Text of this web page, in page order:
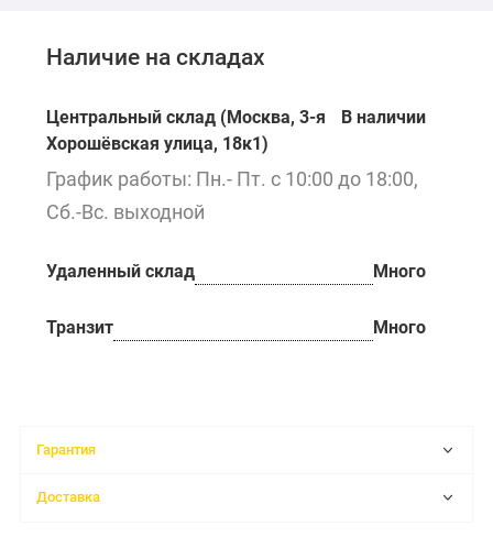
Наличие на складах
Центральный склад (Москва, 3-я
Хорошёвская улица, 18к1)
В наличии
График работы: Пн.- Пт. с 10:00 до 18:00,
Сб.-Вс. выходной
Удаленный склад Много
Транзит Много
Гарантия
Доставка